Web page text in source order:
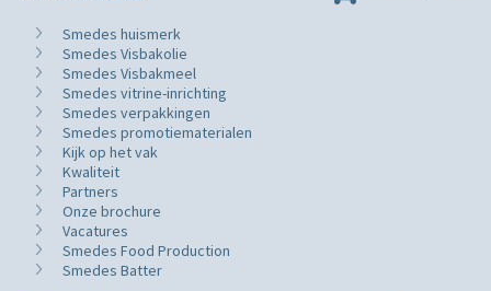
Smedes huismerk
Smedes Visbakolie
Smedes Visbakmeel
Smedes vitrine-inrichting
Smedes verpakkingen
Smedes promotiematerialen
Kijk op het vak
Kwaliteit
Partners
Onze brochure
Vacatures
Smedes Food Production
Smedes Batter